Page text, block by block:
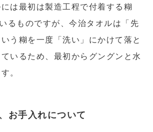
は最初は製造工程で付着する糊
るものですが、今治タオルは「先
う糊を一度「洗い」にかけて落と
いるため、最初からグングンと水
。
お手入れについて